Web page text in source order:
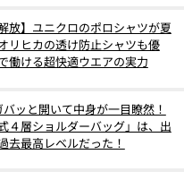
放】ユニクロのポロシャツが夏
リヒカの透け防止シャツも優
働ける超快適ウエアの実力
ッと開いて中身が一目瞭然！
４層ショルダーバッグ」は、出
去最高レベルだった！